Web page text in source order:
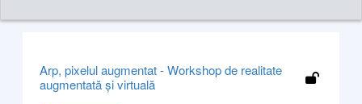
Arp, pixelul augmentat - Workshop de realitate
augmentată și virtuală